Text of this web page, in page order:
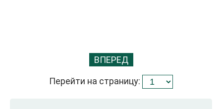
ВПЕРЕД
Перейти на страницу: